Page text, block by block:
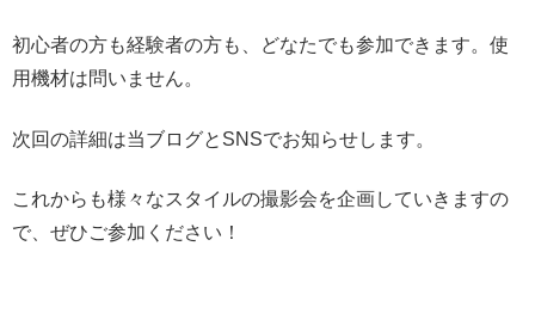
初心者の方も経験者の方も、どなたでも参加できます。使
用機材は問いません。
次回の詳細は当ブログとSNSでお知らせします。
これからも様々なスタイルの撮影会を企画していきますの
で、ぜひご参加ください！